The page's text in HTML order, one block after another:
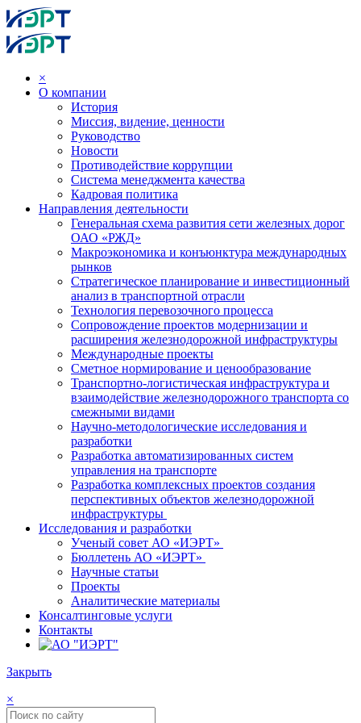
×
О компании
История
Миссия, видение, ценности
Руководство
Новости
Противодействие коррупции
Система менеджмента качества
Кадровая политика
Направления деятельности
Генеральная схема развития сети железных дорог
ОАО «РЖД»
Макроэкономика и конъюнктура международных
рынков
Стратегическое планирование и инвестиционный
анализ в транспортной отрасли
Технология перевозочного процесса
Сопровождение проектов модернизации и
расширения железнодорожной инфраструктуры
Международные проекты
Сметное нормирование и ценообразование
Транспортно-логистическая инфраструктура и
взаимодействие железнодорожного транспорта со
смежными видами
Научно-методологические исследования и
разработки
Разработка автоматизированных систем
управления на транспорте
Разработка комплексных проектов создания
перспективных объектов железнодорожной
инфраструктуры
Исследования и разработки
Ученый совет АО «ИЭРТ»
Бюллетень АО «ИЭРТ»
Научные статьи
Проекты
Аналитические материалы
Консалтинговые услуги
Контакты
Закрыть
×